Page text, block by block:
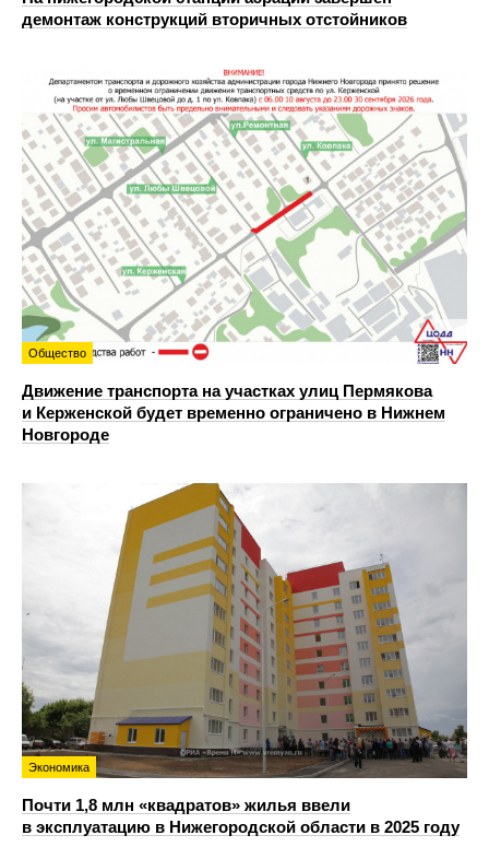
демонтаж конструкций вторичных отстойников
Общество
Движение транспорта на участках улиц Пермякова
и Керженской будет временно ограничено в Нижнем
Новгороде
Экономика
Почти 1,8 млн «квадратов» жилья ввели
в эксплуатацию в Нижегородской области в 2025 году